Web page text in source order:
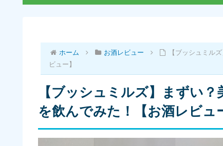
ホーム お酒レビュー
【ブッシュミル
ビュー】
【ブッシュミルズ】まずい
を飲んでみた！【お酒レビュ